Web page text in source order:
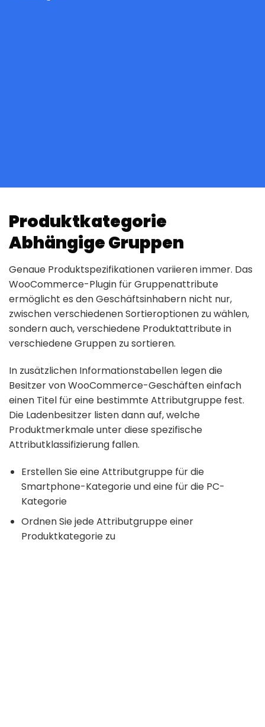
Produktkategorie
Abhängige Gruppen
Genaue Produktspezifikationen variieren immer. Das
WooCommerce-Plugin für Gruppenattribute
ermöglicht es den Geschäftsinhabern nicht nur,
zwischen verschiedenen Sortieroptionen zu wählen,
sondern auch, verschiedene Produktattribute in
verschiedene Gruppen zu sortieren.
In zusätzlichen Informationstabellen legen die
Besitzer von WooCommerce-Geschäften einfach
einen Titel für eine bestimmte Attributgruppe fest.
Die Ladenbesitzer listen dann auf, welche
Produktmerkmale unter diese spezifische
Attributklassifizierung fallen.
Erstellen Sie eine Attributgruppe für die
Smartphone-Kategorie und eine für die PC-
Kategorie
Ordnen Sie jede Attributgruppe einer
Produktkategorie zu